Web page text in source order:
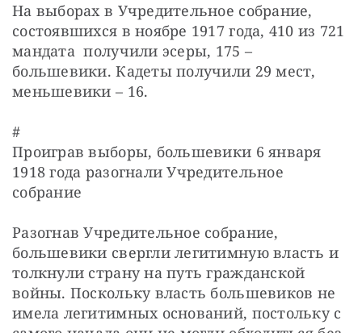
На выборах в Учредительное собрание,
состоявшихся в ноябре 1917 года, 410 из 721
мандата  получили эсеры, 175 –
большевики. Кадеты получили 29 мест,
меньшевики – 16.
#
Проиграв выборы, большевики 6 января
1918 года разогнали Учредительное
собрание
Разогнав Учредительное собрание,
большевики свергли легитимную власть и
толкнули страну на путь гражданской
войны. Поскольку власть большевиков не
имела легитимных оснований, постольку с